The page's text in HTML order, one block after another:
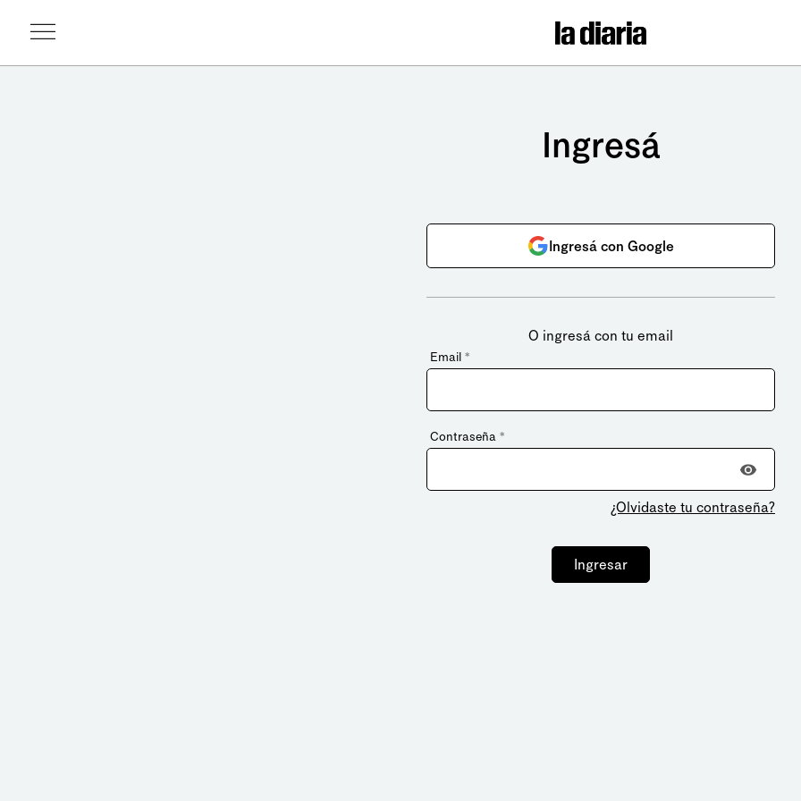
Ingresá
Ingresá con Google
O ingresá con tu email
Email *
Contraseña *
¿Olvidaste tu contraseña?
Ingresar